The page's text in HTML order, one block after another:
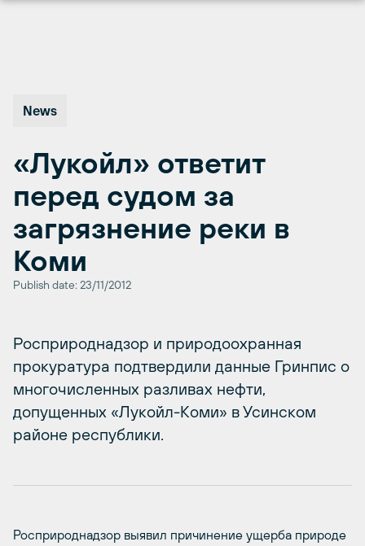
News
«Лукойл» ответит
перед судом за
загрязнение реки в
Коми
Publish date: 23/11/2012
Росприроднадзор и природоохранная
прокуратура подтвердили данные Гринпис о
многочисленных разливах нефти,
допущенных «Лукойл-Коми» в Усинском
районе республики.
Росприроднадзор выявил причинение ущерба природе